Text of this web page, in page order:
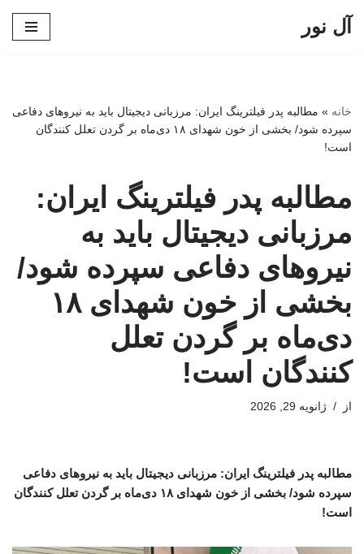
آل نور
خانه » مطالبه پدر فیلترینگ ایران: مرزبانی دیجیتال باید به نیروهای دفاعی
سپرده شود/ بخشی از خون شهدای ۱۸ دی‌ماه بر گردن تعلل کنندگان
است!
مطالبه پدر فیلترینگ ایران:
مرزبانی دیجیتال باید به
نیروهای دفاعی سپرده شود/
بخشی از خون شهدای ۱۸
دی‌ماه بر گردن تعلل
کنندگان است!
از ژانویه 29, 2026
مطالبه پدر فیلترینگ ایران: مرزبانی دیجیتال باید به نیروهای دفاعی
سپرده شود/ بخشی از خون شهدای ۱۸ دی‌ماه بر گردن تعلل کنندگان
است!